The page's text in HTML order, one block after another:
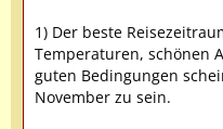
1) Der beste
Temperaturen, schönen
guten Bedingungen
November zu sein.